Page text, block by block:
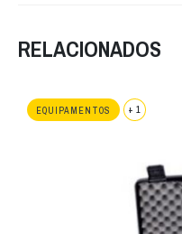
RELACIONADOS
EQUIPAMENTOS + 1